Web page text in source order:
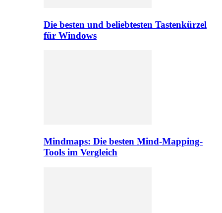
Die besten und beliebtesten Tastenkürzel
für Windows
Mindmaps: Die besten Mind-Mapping-
Tools im Vergleich